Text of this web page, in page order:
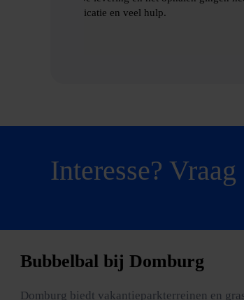
Heel fijn contact gehad over
Interesse? Vraag
Bubbelbal bij Domburg
Domburg biedt vakantieparkterreinen en